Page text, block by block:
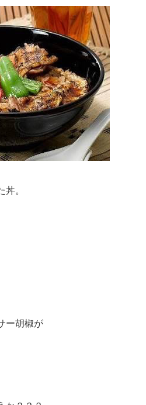
。
ー胡椒が